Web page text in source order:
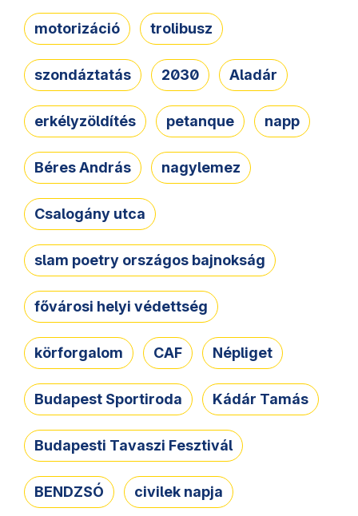
motorizáció trolibusz
szondáztatás 2030 Aladár
erkélyzöldítés petanque napp
Béres András nagylemez
Csalogány utca
slam poetry országos bajnokság
fővárosi helyi védettség
körforgalom CAF Népliget
Budapest Sportiroda Kádár Tamás
Budapesti Tavaszi Fesztivál
BENDZSÓ civilek napja